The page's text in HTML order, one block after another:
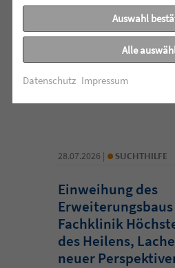
Beim Klientencafé der
Sozialstation Mössingen
Begegnungen,
gemeinsame Momente
mehr lesen
28.07.2026 | • SUCHTHILFE
Einweihung des
Fachklinik
des Heilens,
neuer
Auswahl
Alle
Datenschutz Impressum